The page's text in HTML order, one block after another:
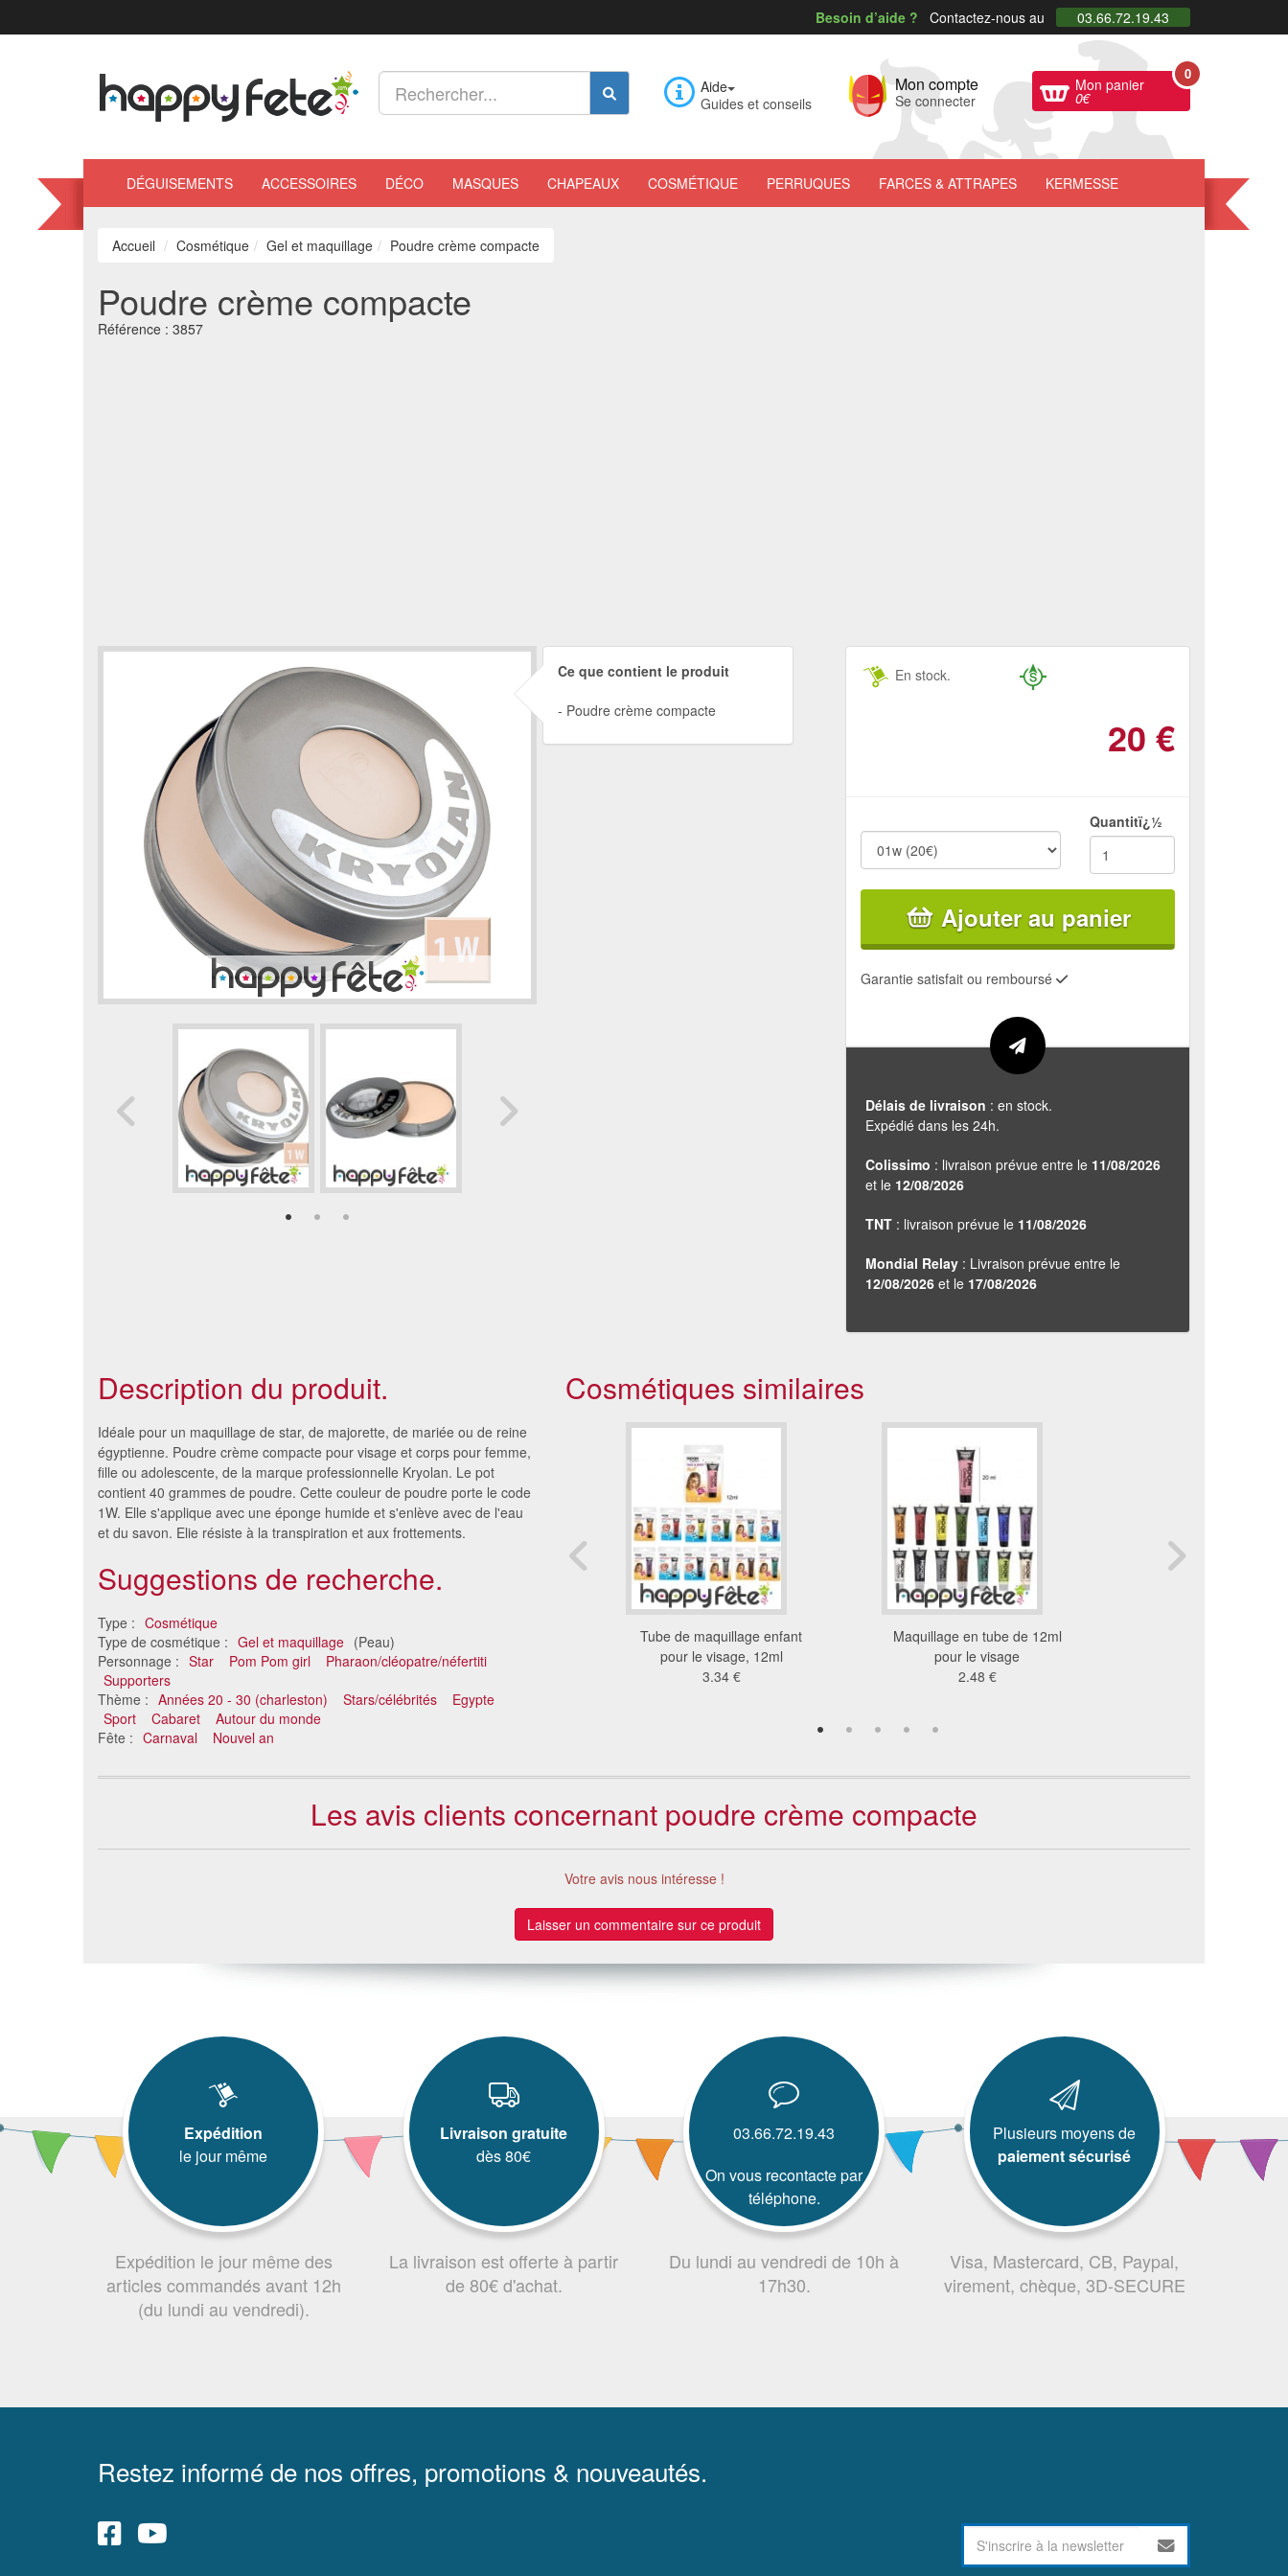
Besoin d’aide ? Contactez-nous au 03.66.72.19.43
Aide
Guides et conseils
Mon compte
Se connecter
Mon panier
0€
0
DÉGUISEMENTS ACCESSOIRES DÉCO MASQUES CHAPEAUX COSMÉTIQUE PERRUQUES FARCES & ATTRAPES KERMESSE
Accueil Cosmétique Gel et maquillage Poudre crème compacte
Poudre crème compacte
Référence : 3857
Ce que contient le produit
Poudre crème compacte
En stock.
20 €
Quantitï¿½
Ajouter au panier
Garantie satisfait ou remboursé
Délais de livraison : en stock.
Expédié dans les 24h.
Colissimo : livraison prévue entre le 11/08/2026
et le 12/08/2026
TNT : livraison prévue le 11/08/2026
Mondial Relay : Livraison prévue entre le
12/08/2026 et le 17/08/2026
Description du produit.
Idéale pour un maquillage de star, de majorette, de mariée ou de reine
égyptienne. Poudre crème compacte pour visage et corps pour femme,
fille ou adolescente, de la marque professionnelle Kryolan. Le pot
contient 40 grammes de poudre. Cette couleur de poudre porte le code
1W. Elle s'applique avec une éponge humide et s'enlève avec de l'eau
et du savon. Elie résiste à la transpiration et aux frottements.
Suggestions de recherche.
Type : Cosmétique
Type de cosmétique : Gel et maquillage (Peau)
Personnage : Star Pom Pom girl
Pharaon/cléopatre/néfertiti
Supporters
Thème : Années 20 - 30 (charleston) Stars/célébrités
Egypte
Sport
Cabaret
Autour du monde
Fête : Carnaval Nouvel an
Cosmétiques similaires
Tube applicateur de maquillage
visage, 15ml
Crème maquillante en paint
Stick
Tube de maquillage enfant
pour le visage, 12ml
3.34 €
Maquillage en tube de 12ml
pour le visage
2.48 €
Les avis clients concernant poudre crème compacte
Votre avis nous intéresse !
Laisser un commentaire sur ce produit
Expédition
le jour même
Expédition le jour même des
articles commandés avant 12h
(du lundi au vendredi).
Livraison gratuite
dès 80€
La livraison est offerte à partir
de 80€ d'achat.
03.66.72.19.43
On vous recontacte par
téléphone.
Du lundi au vendredi de 10h à
17h30.
Plusieurs moyens de
paiement sécurisé
Visa, Mastercard, CB, Paypal,
virement, chèque, 3D-SECURE
Restez informé de nos offres, promotions & nouveautés.